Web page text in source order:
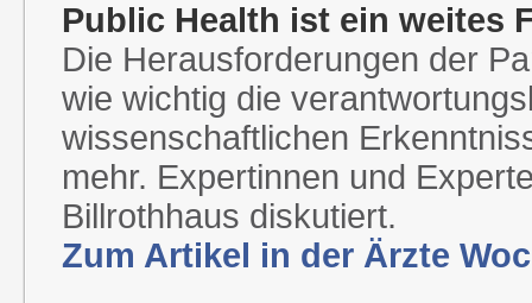
Public Health ist ein weites
Die Herausforderungen der
wie wichtig die
wissenschaftlichen
mehr. Expertinnen und
Billrothhaus diskutiert.
Zum Artikel in der Ärzte